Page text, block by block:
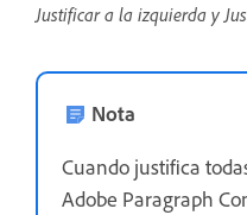
Justificar a la izquierda y
Nota
Cuando justifica
Adobe Paragraph